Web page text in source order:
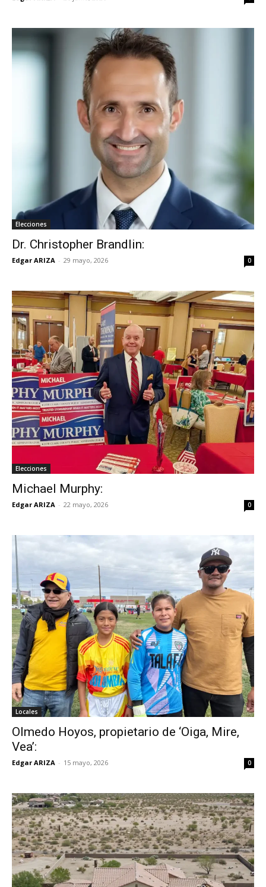
Elecciones
Dr. Christopher Brandlin:
Edgar ARIZA - 29 mayo, 2026 0
Elecciones
Michael Murphy:
Edgar ARIZA - 22 mayo, 2026 0
Locales
Olmedo Hoyos, propietario de ‘Oiga, Mire,
Vea’:
Edgar ARIZA - 15 mayo, 2026 0